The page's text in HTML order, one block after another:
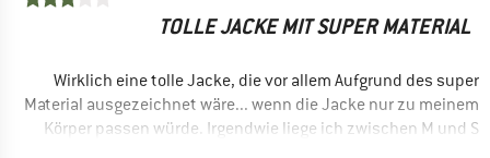
Preis / Leistung
Ja, ich würde das Produkt einem Freund empfehlen
TOLLE JACKE MIT SUPER MATERIAL
Wirklich eine tolle Jacke, die vor allem Aufgrund des super
Material ausgezeichnet wäre... wenn die Jacke nur zu meinem
Körper passen würde. Irgendwie liege ich zwischen M und S